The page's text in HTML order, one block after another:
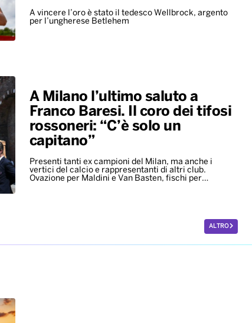
A vincere l’oro è stato il tedesco Wellbrock, argento
per l’ungherese Betlehem
A Milano l’ultimo saluto a
Franco Baresi. Il coro dei tifosi
rossoneri: “C’è solo un
capitano”
Presenti tanti ex campioni del Milan, ma anche i
vertici del calcio e rappresentanti di altri club.
Ovazione per Maldini e Van Basten, fischi per…
ALTRO